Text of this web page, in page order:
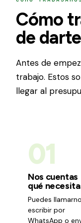
Cómo
de
Antes de
trabajo. Estos
llegar al
01
Nos cuentas
qué
Puedes
escribir por
WhatsApp o